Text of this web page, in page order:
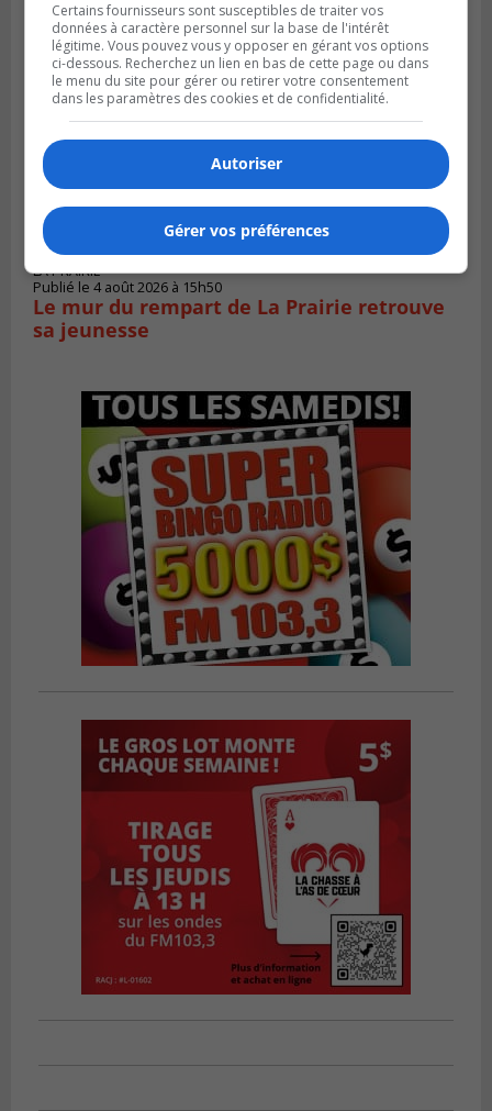
LA PRAIRIE
Publié le 4 août 2026 à 15h50
Le mur du rempart de La Prairie retrouve
sa jeunesse
Certains fournisseurs sont susceptibles de traiter vos
données à caractère personnel sur la base de l'intérêt
légitime. Vous pouvez vous y opposer en gérant vos options
ci-dessous. Recherchez un lien en bas de cette page ou dans
le menu du site pour gérer ou retirer votre consentement
dans les paramètres des cookies et de confidentialité.
Autoriser
Gérer vos préférences